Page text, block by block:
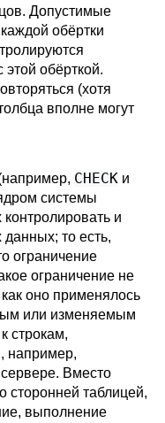
Допустимые
обёртки
обёрткой.
(хотя
вполне могут
CHECK и
системы
и
то есть,
ограничение
ограничение не
оно применялось
или изменяемым
строкам,
например,
Вместо
сторонней таблицей,
выполнение